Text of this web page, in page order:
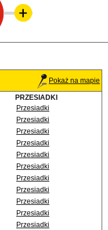
Pokaż na mapie
PRZESIADKI
Przesiadki
Przesiadki
Przesiadki
Przesiadki
Przesiadki
Przesiadki
Przesiadki
Przesiadki
Przesiadki
Przesiadki
Przesiadki